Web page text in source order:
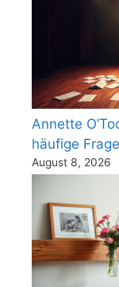
Annette
häufige
August 8, 2026